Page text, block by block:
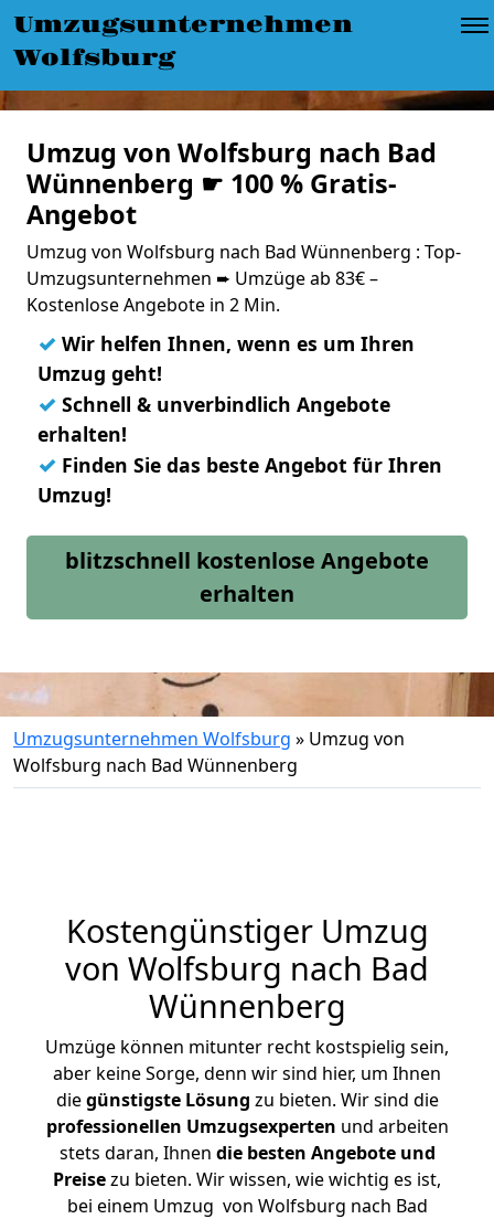
Umzugsunternehmen
Wolfsburg
Umzug von Wolfsburg nach Bad
Wünnenberg ☛ 100 % Gratis-
Angebot
Umzug von Wolfsburg nach Bad Wünnenberg : Top-
Umzugsunternehmen ➨ Umzüge ab 83€ –
Kostenlose Angebote in 2 Min.
✓ Wir helfen Ihnen, wenn es um Ihren
Umzug geht!
✓ Schnell & unverbindlich Angebote
erhalten!
✓ Finden Sie das beste Angebot für Ihren
Umzug!
blitzschnell kostenlose Angebote
erhalten
Umzugsunternehmen Wolfsburg » Umzug von
Wolfsburg nach Bad Wünnenberg
Kostengünstiger Umzug
von Wolfsburg nach Bad
Wünnenberg
Umzüge können mitunter recht kostspielig sein,
aber keine Sorge, denn wir sind hier, um Ihnen
diegünstigste Lösung zu bieten. Wir sind die
professionellen Umzugsexperten und arbeiten
stets daran, Ihnen die besten Angebote und
Preisezu bieten. Wir wissen, wie wichtig es ist,
bei einem Umzug von Wolfsburg nach Bad